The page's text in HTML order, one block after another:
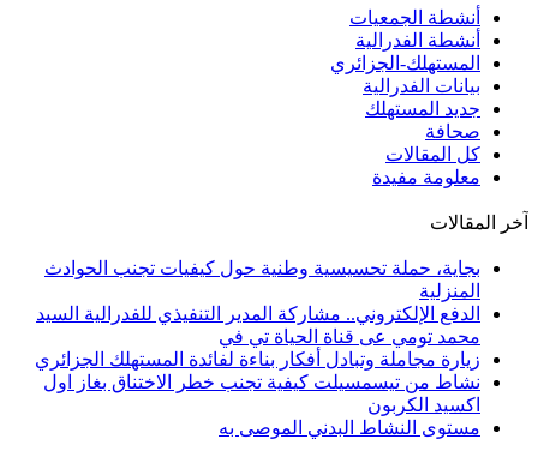
أنشطة الجمعيات
أنشطة الفدرالية
المستهلك-الجزائري
بيانات الفدرالية
جديد المستهلك
صحافة
كل المقالات
معلومة مفيدة
آخر المقالات
بجاية، حملة تحسيسية وطنية حول كيفيات تجنب الحوادث
المنزلية
الدفع الإلكتروني.. مشاركة المدير التنفيذي للفدرالية السيد
محمد تومي عى قناة الحياة تي في
زيارة مجاملة وتبادل أفكار بناءة لفائدة المستهلك الجزائري
نشاط من تيسمسيلت كيفية تجنب خطر الاختناق بغاز اول
اكسيد الكربون
مستوى النشاط البدني الموصى به